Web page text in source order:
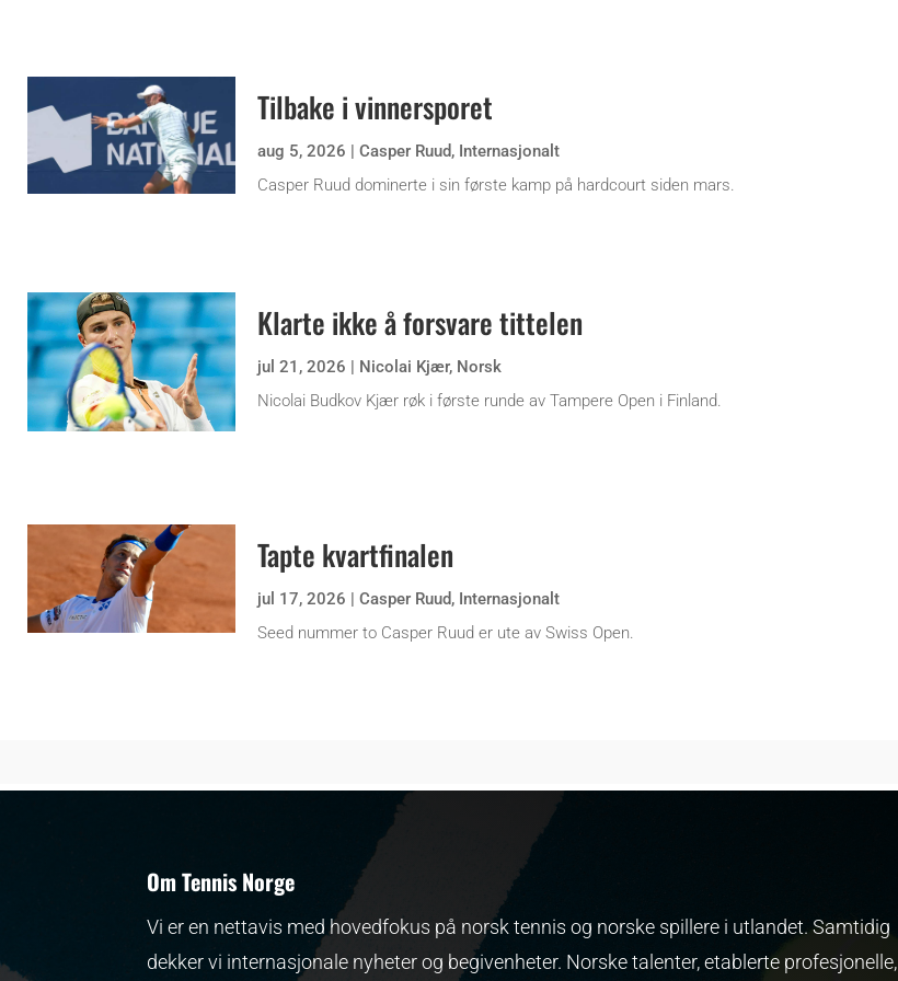
Tilbake i vinnersporet
aug 5, 2026 | Casper Ruud, Internasjonalt
Casper Ruud dominerte i sin første kamp på hardcourt siden mars.
Klarte ikke å forsvare tittelen
jul 21, 2026 | Nicolai Kjær, Norsk
Nicolai Budkov Kjær røk i første runde av Tampere Open i Finland.
Tapte kvartfinalen
jul 17, 2026 | Casper Ruud, Internasjonalt
Seed nummer to Casper Ruud er ute av Swiss Open.
Om Tennis Norge
Vi er en nettavis med hovedfokus på norsk tennis og norske spillere i utlandet. Samtidig
dekker vi internasjonale nyheter og begivenheter. Norske talenter, etablerte profesjonelle,